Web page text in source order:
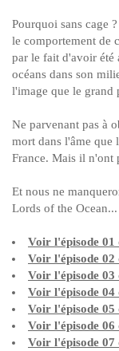
Pourquoi sans cage
le comportement de
par le fait d'avoir été
océans dans son
l'image que le grand
Ne parvenant pas à
mort dans l'âme que
France. Mais il n'ont
Et nous ne
Lords of the Ocean...
Voir l'épisode 01
Voir l'épisode 02
Voir l'épisode 03
Voir l'épisode 04
Voir l'épisode 05
Voir l'épisode 06
Voir l'épisode 07